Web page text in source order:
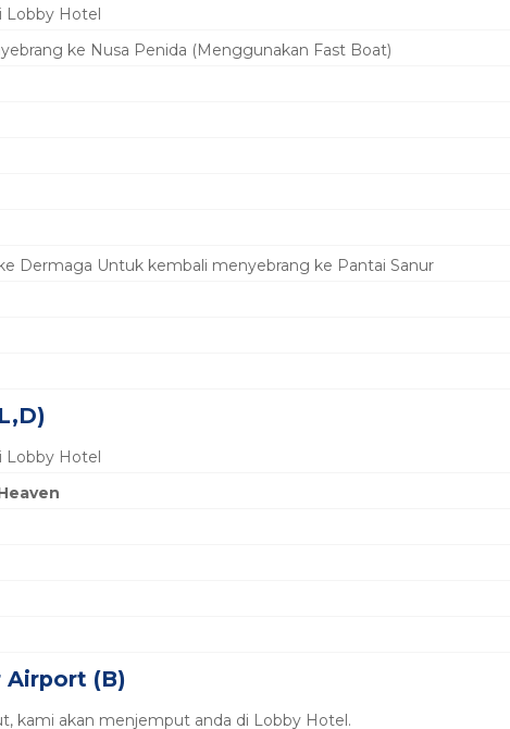
Lobby Hotel
ke Nusa Penida (Menggunakan Fast Boat)
Dermaga Untuk kembali menyebrang ke Pantai Sanur
Lobby Hotel
Airport (B)
kami akan menjemput anda di Lobby Hotel.